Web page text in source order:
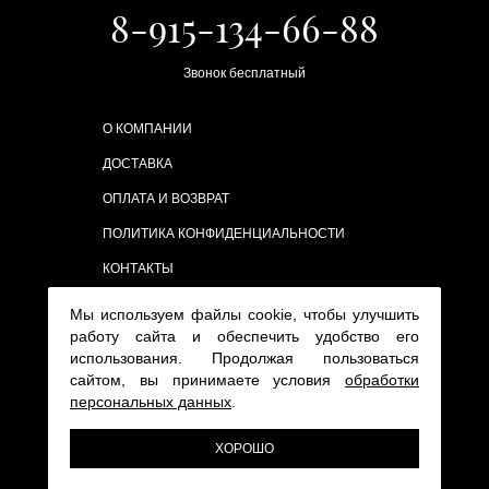
8-915-134-66-88
Звонок бесплатный
О КОМПАНИИ
ДОСТАВКА
ОПЛАТА И ВОЗВРАТ
ПОЛИТИКА КОНФИДЕНЦИАЛЬНОСТИ
КОНТАКТЫ
Мы используем файлы cookie, чтобы улучшить
работу сайта и обеспечить удобство его
использования. Продолжая пользоваться
сайтом, вы принимаете условия обработки
персональных данных
ХОРОШО